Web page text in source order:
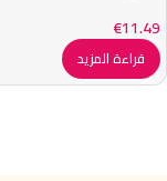
€11.49
قراءة المزيد